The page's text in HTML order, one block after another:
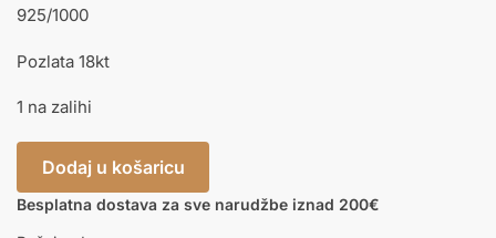
925/1000
Pozlata 18kt
1 na zalihi
Dodaj u košaricu
Besplatna dostava za sve narudžbe iznad 200€